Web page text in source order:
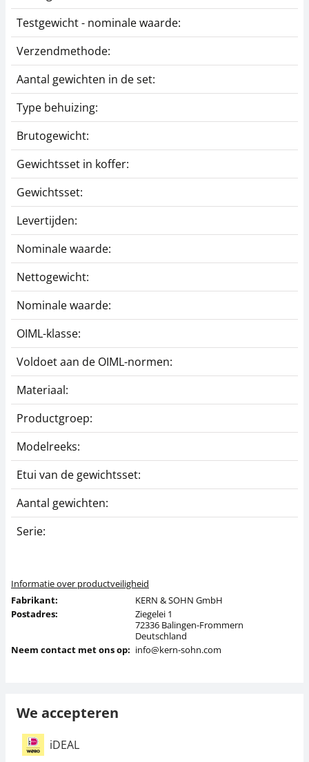
Testgewicht - nominale waarde:
Verzendmethode:
Aantal gewichten in de set:
Type behuizing:
Brutogewicht:
Gewichtsset in koffer:
Gewichtsset:
Levertijden:
Nominale waarde:
Nettogewicht:
Nominale waarde:
OIML-klasse:
Voldoet aan de OIML-normen:
Materiaal:
Productgroep:
Modelreeks:
Etui van de gewichtsset:
Aantal gewichten:
Serie:
Informatie over productveiligheid
Fabrikant:
KERN & SOHN GmbH
Postadres:
Ziegelei 1
72336 Balingen-Frommern
Deutschland
Neem contact met ons op: info@kern-sohn.com
We accepteren
iDEAL